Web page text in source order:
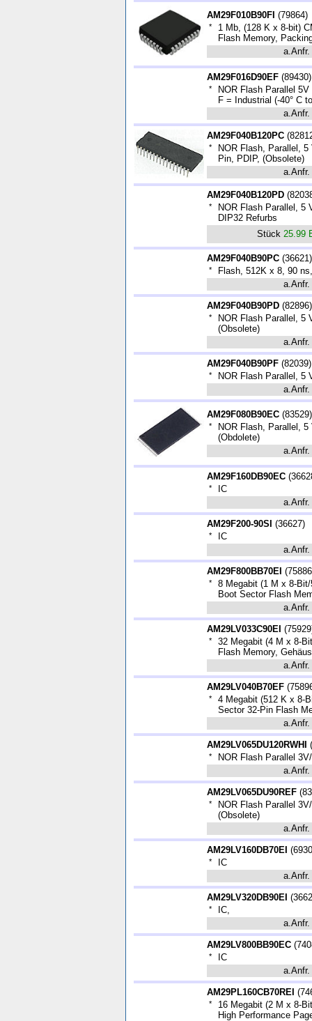
AM29F010B90FI (79864)
*
1 Mb, (128 K x 8-bit)
Flash Memory,
a.Anfr.
AM29F016D90EF (89430)
*
NOR Flash Parallel
F = Industrial (-40° C
a.Anfr.
AM29F040B120PC (
*
NOR Flash, Parallel,
Pin, PDIP, (Obsolete)
a.Anfr.
AM29F040B120PD (
*
NOR Flash Parallel, 5
DIP32 Refurbs
Stück 25.99
AM29F040B90PC (36621)
*
Flash, 512K x 8, 90
a.Anfr.
AM29F040B90PD (82896)
*
NOR Flash Parallel, 5
(Obsolete)
a.Anfr.
AM29F040B90PF (82039)
*
NOR Flash Parallel, 5
a.Anfr.
AM29F080B90EC (83529)
*
NOR Flash, Parallel,
(Obdolete)
a.Anfr.
AM29F160DB90EC (
*
IC
a.Anfr.
AM29F200-90SI (36627)
*
IC
a.Anfr.
AM29F800BB70EI (75886
*
8 Megabit (1 M x 8-
Boot Sector Flash
a.Anfr.
AM29LV033C90EI (75929
*
32 Megabit (4 M x 8-
Flash Memory,
a.Anfr.
AM29LV040B70EF (
*
4 Megabit (512 K x 8-
Sector 32-Pin Flash
a.Anfr.
AM29LV065DU120RWHI (
*
NOR Flash Parallel
a.Anfr.
AM29LV065DU90REF (
*
NOR Flash Parallel
(Obsolete)
a.Anfr.
AM29LV160DB70EI (
*
IC
a.Anfr.
AM29LV320DB90EI (
*
IC,
a.Anfr.
AM29LV800BB90EC (
*
IC
a.Anfr.
AM29PL160CB70REI (
*
16 Megabit (2 M x 8-
High Performance